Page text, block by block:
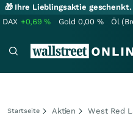
🎁 Ihre Lieblingsaktie
DAX +0,69% Gold 0,00 % Öl
Startseite Aktien
West Red